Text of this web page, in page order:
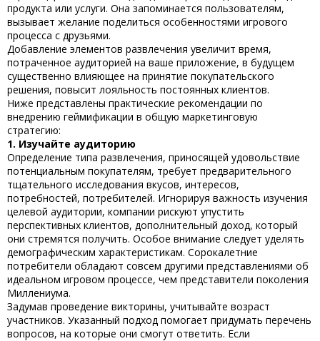
продукта или услуги. Она запоминается пользователям,
вызывает желание поделиться особенностями игрового
процесса с друзьями.
Добавление элементов развлечения увеличит время,
потраченное аудиторией на ваше приложение, в будущем
существенно влияющее на принятие покупательского
решения, повысит лояльность постоянных клиентов.
Ниже представлены практические рекомендации по
внедрению геймификации в общую маркетинговую
стратегию:
1. Изучайте аудиторию
Определение типа развлечения, приносящей удовольствие
потенциальным покупателям, требует предварительного
тщательного исследования вкусов, интересов,
потребностей, потребителей. Игнорируя важность изучения
целевой аудитории, компании рискуют упустить
перспективных клиентов, дополнительный доход, который
они стремятся получить. Особое внимание следует уделять
демографическим характеристикам. Сорокалетние
потребители обладают совсем другими представлениями об
идеальном игровом процессе, чем представители поколения
Миллениума.
Задумав проведение викторины, учитывайте возраст
участников. Указанный подход помогает придумать перечень
вопросов, на которые они смогут ответить. Если